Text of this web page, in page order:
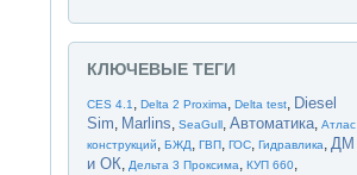
КЛЮЧЕВЫЕ ТЕГИ
CES 4.1,Delta 2 Proxima,Delta test, Diesel
Sim, Marlins,SeaGull,Автоматика,Атлас
конструкций,БЖД,ГВП,ГОС,Гидравлика,ДМ
и ОК,Дельта 3 Проксима,КУП 660,